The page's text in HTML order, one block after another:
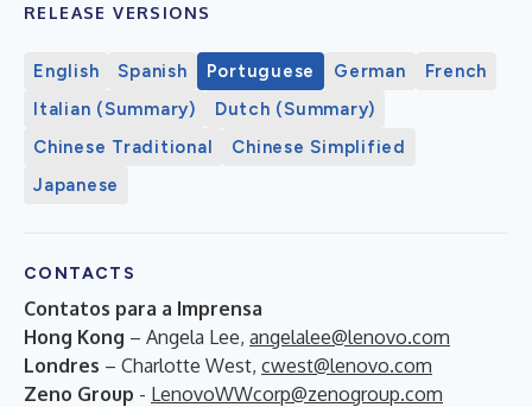
RELEASE VERSIONS
English Spanish Portuguese German
French
Italian (Summary)
Dutch (Summary)
Chinese Traditional
Chinese Simplified
Japanese
CONTACTS
Contatos para a Imprensa
Hong Kong – Angela Lee, angelalee@lenovo.com
Londres – Charlotte West, cwest@lenovo.com
Zeno Group - LenovoWWcorp@zenogroup.com